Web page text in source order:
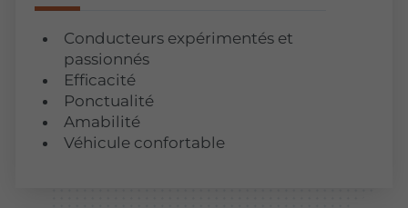
Conducteurs expérimentés et
passionnés
Efficacité
Ponctualité
Amabilité
Véhicule confortable